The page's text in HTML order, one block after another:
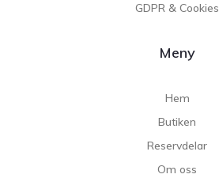
GDPR & Cookies
Meny
Hem
Butiken
Reservdelar
Om oss